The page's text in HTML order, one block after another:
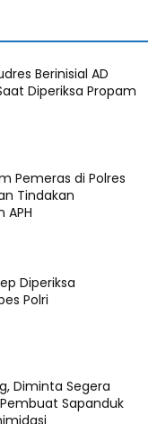
Berinisial AD
Diperiksa Propam
Pemeras di Polres
Tindakan
APH
Diperiksa
Polri
Diminta Segera
Sapanduk